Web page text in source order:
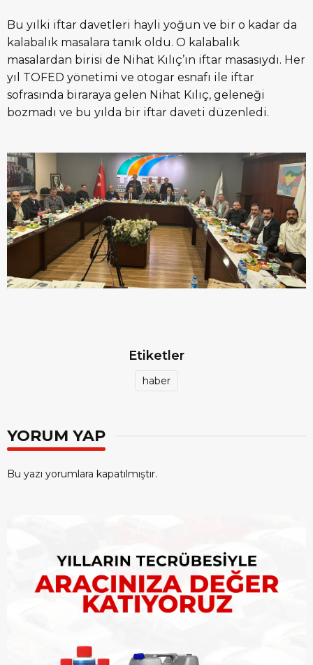
Bu yılki iftar davetleri hayli yoğun ve bir o kadar da
kalabalık masalara tanık oldu. O kalabalık
masalardan birisi de Nihat Kılıç’ın iftar masasıydı. Her
yıl TOFED yönetimi ve otogar esnafı ile iftar
sofrasında biraraya gelen Nihat Kılıç, geleneği
bozmadı ve bu yılda bir iftar daveti düzenledi.
Etiketler
haber
YORUM YAP
Bu yazı yorumlara kapatılmıştır.